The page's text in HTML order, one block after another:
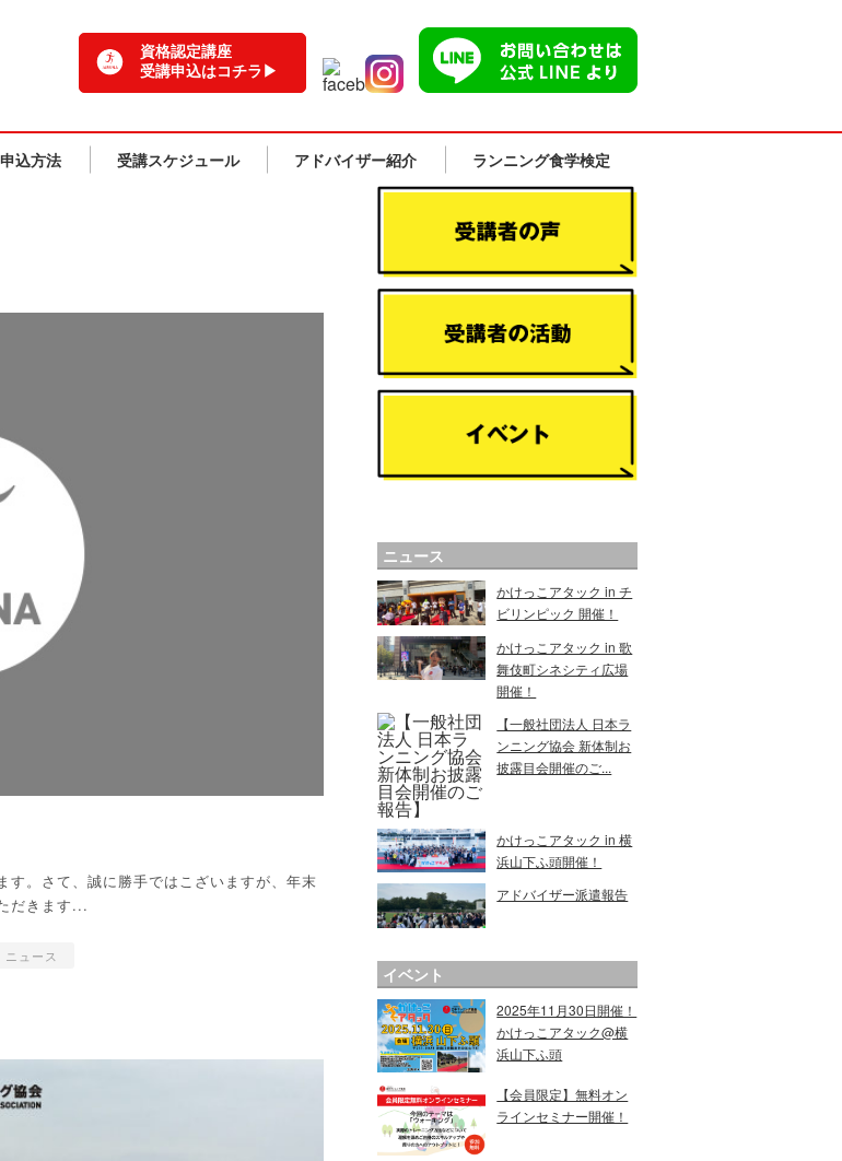
資格認定講座
受講申込はコチラ▶
申込方法 受講スケジュール アドバイザー紹介 ランニング食学検定
。さて、誠に勝手ではこざいますが、年末
だきます...
ニュース
ニュース
かけっこアタック in チ
ビリンピック 開催！
かけっこアタック in 歌
舞伎町シネシティ広場
開催！
【一般社団法人 日本ラ
ンニング協会 新体制お
披露目会開催のご...
かけっこアタック in 横
浜山下ふ頭開催！
アドバイザー派遣報告
イベント
2025年11月30日開催！
かけっこアタック@横
浜山下ふ頭
【会員限定】無料オン
ラインセミナー開催！